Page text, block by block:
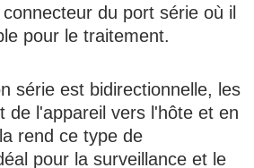
du port série où il
pour le traitement.
série est bidirectionnelle, les
de l'appareil vers l'hôte et en
rend ce type de
pour la surveillance et le